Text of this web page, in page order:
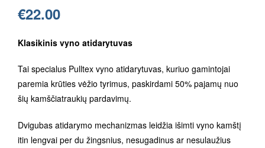
€22.00
Klasikinis vyno atidarytuvas
Tai specialus Pulltex vyno atidarytuvas, kuriuo gamintojai
paremia krūties vėžio tyrimus, paskirdami 50% pajamų nuo
šių kamščiatraukių pardavimų.
Dvigubas atidarymo mechanizmas leidžia išimti vyno kamštį
itin lengvai per du žingsnius, nesugadinus ar nesulaužius